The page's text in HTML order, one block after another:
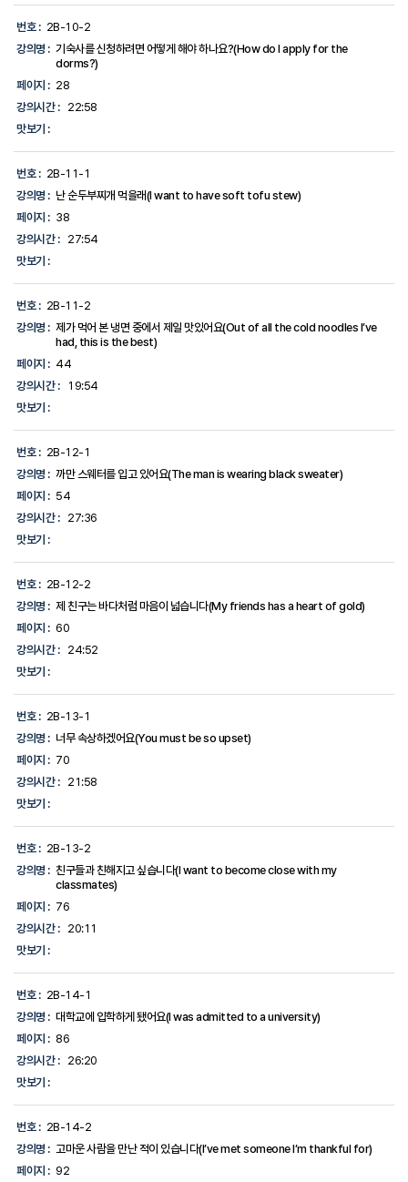
번호 : 2B-10-2
강의명 : 기숙사를 신청하려면 어떻게 해야 하나요?(How do I apply for the
dorms?)
페이지 : 28
강의시간 :
22:58
맛보기 :
번호 : 2B-11-1
강의명 : 난 순두부찌개 먹을래(I want to have soft tofu stew)
페이지 : 38
강의시간 :
27:54
맛보기 :
번호 : 2B-11-2
강의명 : 제가 먹어 본 냉면 중에서 제일 맛있어요(Out of all the cold noodles I’ve
had, this is the best)
페이지 : 44
강의시간 :
19:54
맛보기 :
번호 : 2B-12-1
강의명 : 까만 스웨터를 입고 있어요(The man is wearing black sweater)
페이지 : 54
강의시간 :
27:36
맛보기 :
번호 : 2B-12-2
강의명 : 제 친구는 바다처럼 마음이 넓습니다(My friends has a heart of gold)
페이지 : 60
강의시간 :
24:52
맛보기 :
번호 : 2B-13-1
강의명 : 너무 속상하겠어요(You must be so upset)
페이지 : 70
강의시간 :
21:58
맛보기 :
번호 : 2B-13-2
강의명 : 친구들과 친해지고 싶습니다(I want to become close with my
classmates)
페이지 : 76
강의시간 :
20:11
맛보기 :
번호 : 2B-14-1
강의명 : 대학교에 입학하게 됐어요(I was admitted to a university)
페이지 : 86
강의시간 :
26:20
맛보기 :
번호 : 2B-14-2
강의명 : 고마운 사람을 만난 적이 있습니다(I’ve met someone I’m thankful for)
페이지 : 92